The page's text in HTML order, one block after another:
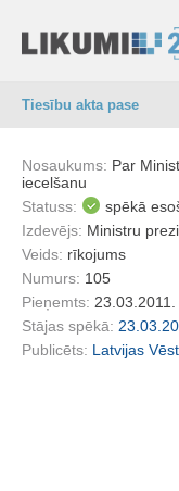
Tiesību akta pase
Nosaukums: Par
iecelšanu
Statuss:
spēkā
Izdevējs: Ministru
Veids: rīkojums
Numurs: 105
Pieņemts: 23.03.2011.
Stājas spēkā:
Publicēts: Latvijas